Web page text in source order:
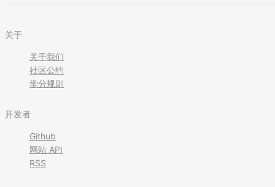
关于
关于我们
社区公约
学分规则
开发者
Github
网站 API
RSS